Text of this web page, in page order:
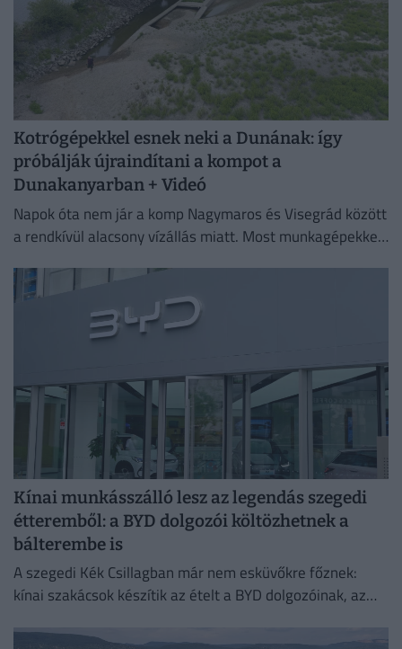
Kotrógépekkel esnek neki a Dunának: így
próbálják újraindítani a kompot a
Dunakanyarban + Videó
Napok óta nem jár a komp Nagymaros és Visegrád között
a rendkívül alacsony vízállás miatt. Most munkagépekkel
biztonságosan...
Kínai munkásszálló lesz az legendás szegedi
étteremből: a BYD dolgozói költözhetnek a
bálterembe is
A szegedi Kék Csillagban már nem esküvőkre főznek:
kínai szakácsok készítik az ételt a BYD dolgozóinak, az
munkásszállás lehet.